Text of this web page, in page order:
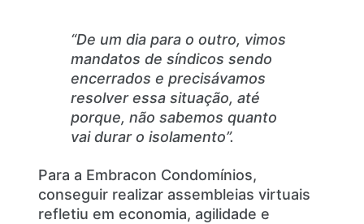
“De um dia para o outro, vimos
mandatos de síndicos sendo
encerrados e precisávamos
resolver essa situação, até
porque, não sabemos quanto
vai durar o isolamento”.
Para a Embracon Condomínios,
conseguir realizar assembleias virtuais
refletiu em economia, agilidade e